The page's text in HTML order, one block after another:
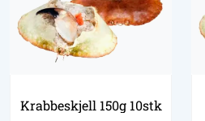
Krabbeskjell 150g 10stk